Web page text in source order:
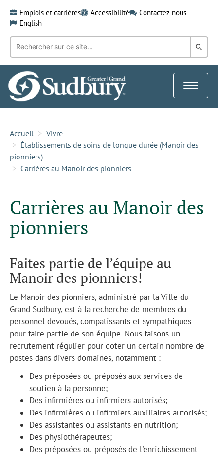
content
Emplois et carrières Accessibilité
Contactez-nous
English
Recherche
mot-
clé:
dans
Toggle
Accueil
Vivre
Établissements de soins de longue durée (Manoir des
pionniers)
Carrières au Manoir des pionniers
Carrières au Manoir des
pionniers
Faites partie de l’équipe au
Manoir des pionniers!
Le Manoir des pionniers, administré par la Ville du
Grand Sudbury, est à la recherche de membres du
personnel dévoués, compatissants et sympathiques
pour faire partie de son équipe. Nous faisons un
recrutement régulier pour doter un certain nombre de
postes dans divers domaines, notamment :
Des préposées ou préposés aux services de
soutien à la personne;
Des infirmières ou infirmiers autorisés;
Des infirmières ou infirmiers auxiliaires autorisés;
Des assistantes ou assistants en nutrition;
Des physiothérapeutes;
Des préposées ou préposés de l'enrichissement